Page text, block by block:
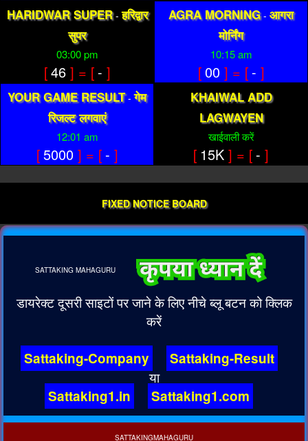
HARIDWAR SUPER - हरिद्वार
सुपर
03:00 pm
[46 ] = [ - ]
AGRA MORNING - आगरा
मोर्निंग
10:15 am
[00 ] = [ - ]
YOUR GAME RESULT - गेम
रिजल्ट लगवाएं
12:01 am
[5000 ] = [ - ]
KHAIWAL ADD
LAGWAYEN
खाईवाली करें
[ 15K ] = [ - ]
FIXED NOTICE BOARD
SATTAKING MAHAGURU
डायरेक्ट दूसरी साइटों पर जाने के लिए नीचे ब्लू बटन को क्लिक
करें
Sattaking-Company
Sattaking-Result
या
Sattaking1.in
Sattaking1.com
SATTAKINGMAHAGURU